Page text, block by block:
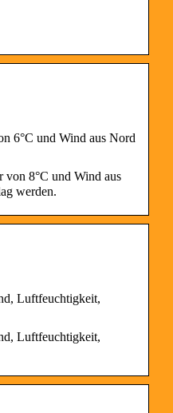
6°C und Wind aus Nord
8°C und Wind aus
werden.
Luftfeuchtigkeit,
Luftfeuchtigkeit,